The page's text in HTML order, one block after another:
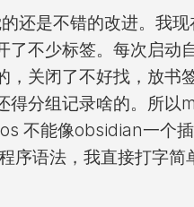
还是不错的改进。我
了不少标签。每次启动
，关闭了不好找，放书
得分组记录啥的。所以
不能像obsidian一个
序语法，我直接打字简